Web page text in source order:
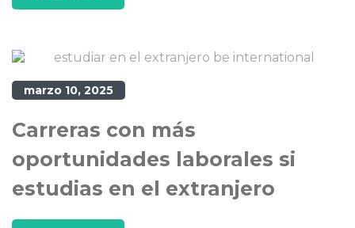
marzo 10, 2025
Carreras con más
oportunidades laborales si
estudias en el extranjero